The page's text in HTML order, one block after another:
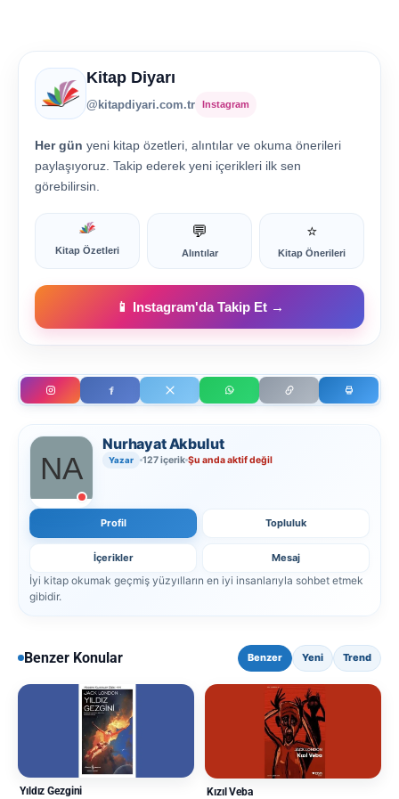
Kitap Diyarı
@kitapdiyari.com.tr Instagram
Her gün yeni kitap özetleri, alıntılar ve okuma önerileri
paylaşıyoruz. Takip ederek yeni içerikleri ilk sen
görebilirsin.
Kitap Özetleri
💬
Alıntılar
⭐
Kitap Önerileri
📱 Instagram'da Takip Et →
Nurhayat Akbulut
Yazar 127 içerik Şu anda aktif değil
Profil Topluluk
İçerikler Mesaj
İyi kitap okumak geçmiş yüzyılların en iyi insanlarıyla sohbet etmek
gibidir.
Benzer Konular Benzer Yeni Trend
Yıldız Gezgini Kızıl Veba